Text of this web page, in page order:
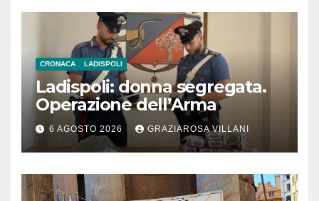
CRONACA LADISPOLI
Ladispoli: donna segregata.
Operazione dell’Arma
6 AGOSTO 2026 GRAZIAROSA VILLANI